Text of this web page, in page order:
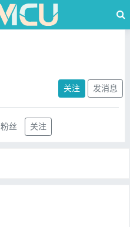
关注 发消息
粉丝 关注